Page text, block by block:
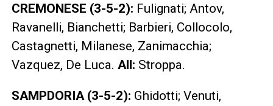
CREMONESE (3-5-2): Fulignati; Antov,
Ravanelli, Bianchetti; Barbieri, Collocolo,
Castagnetti, Milanese, Zanimacchia;
Vazquez, De Luca. All: Stroppa.
SAMPDORIA (3-5-2): Ghidotti; Venuti,